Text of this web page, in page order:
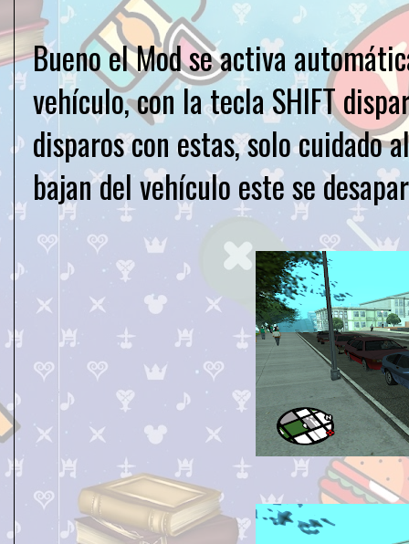
Bueno el Mod se activa
vehículo, con la tecla SHIFT
disparos con estas, solo cuidado
bajan del vehículo este se